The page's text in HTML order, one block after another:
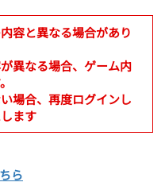
容と異なる場合があり
異なる場合、ゲーム内
場合、再度ログインし
ます
ら